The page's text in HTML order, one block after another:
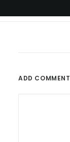
ADD COMMENT